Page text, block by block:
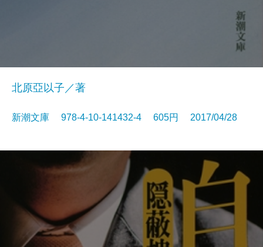
北原亞以子／著
新潮文庫 978-4-10-141432-4 605円 2017/04/28